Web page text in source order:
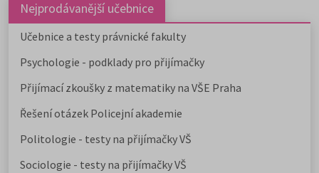
Nejprodávanější učebnice
Učebnice a testy právnické fakulty
Psychologie - podklady pro přijímačky
Přijímací zkoušky z matematiky na VŠE Praha
Řešení otázek Policejní akademie
Politologie - testy na přijímačky VŠ
Sociologie - testy na přijímačky VŠ